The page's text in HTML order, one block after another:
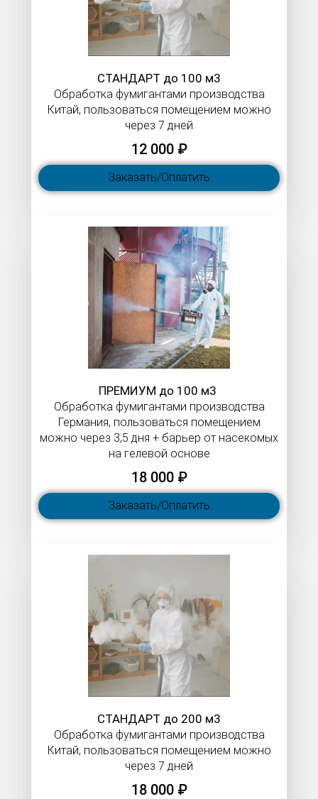
СТАНДАРТ до 100 м3
Обработка фумигантами производства
Китай, пользоваться помещением можно
через 7 дней
12 000 ₽
Заказать/Оплатить
ПРЕМИУМ до 100 м3
Обработка фумигантами производства
Германия, пользоваться помещением
можно через 3,5 дня + барьер от насекомых
на гелевой основе
18 000 ₽
Заказать/Оплатить
СТАНДАРТ до 200 м3
Обработка фумигантами производства
Китай, пользоваться помещением можно
через 7 дней
18 000 ₽